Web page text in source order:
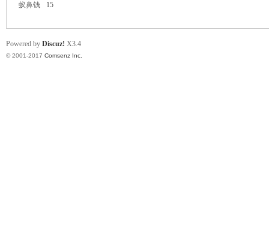
蚁鼻钱
15
Powered by Discuz! X3.4
© 2001-2017 Comsenz Inc.